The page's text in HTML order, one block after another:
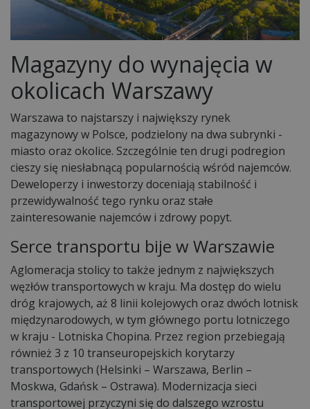
Magazyny do wynajęcia w
okolicach Warszawy
Warszawa to najstarszy i największy rynek
magazynowy w Polsce, podzielony na dwa subrynki -
miasto oraz okolice. Szczególnie ten drugi podregion
cieszy się niesłabnącą popularnością wśród najemców.
Deweloperzy i inwestorzy doceniają stabilność i
przewidywalność tego rynku oraz stałe
zainteresowanie najemców i zdrowy popyt.
Serce transportu bije w Warszawie
Aglomeracja stolicy to także jednym z największych
węzłów transportowych w kraju. Ma dostęp do wielu
dróg krajowych, aż 8 linii kolejowych oraz dwóch lotnisk
międzynarodowych, w tym głównego portu lotniczego
w kraju - Lotniska Chopina. Przez region przebiegają
również 3 z 10 transeuropejskich korytarzy
transportowych (Helsinki – Warszawa, Berlin –
Moskwa, Gdańsk – Ostrawa). Modernizacja sieci
transportowej przyczyni się do dalszego wzrostu